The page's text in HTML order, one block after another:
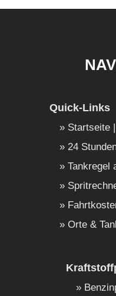
Quick-Links
Startseite
24
Tankregel
Orte &